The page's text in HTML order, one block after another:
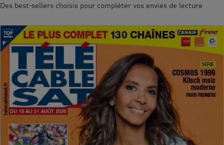
Des best-sellers choisis pour compléter vos envies de lecture